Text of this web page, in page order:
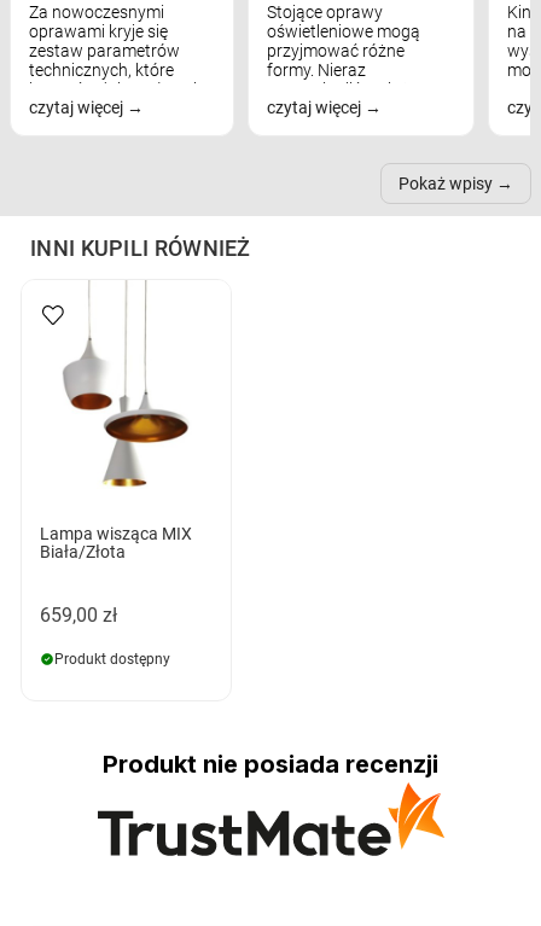
Za nowoczesnymi
oprawami kryje się
zestaw parametrów
technicznych, które
bezpośrednio wpływają
na komfort widzenia,
czytaj więcej
Stojące oprawy
oświetleniowe mogą
przyjmować różne
formy. Nieraz
wspominaliśmy już
modele na łukowych
nich może przydać się w
czytaj więcej
na
Pokaż wpisy
INNI KUPILI RÓWNIEŻ
Lampa wisząca MIX
Biała/Złota
659,00 zł
Produkt dostępny
Produkt nie posiada recenzji